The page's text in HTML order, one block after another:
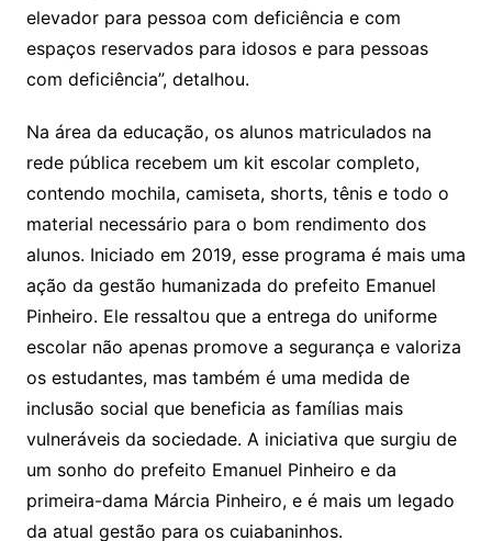
elevador para pessoa com deficiência e com
espaços reservados para idosos e para pessoas
com deficiência”, detalhou.
Na área da educação, os alunos matriculados na
rede pública recebem um kit escolar completo,
contendo mochila, camiseta, shorts, tênis e todo o
material necessário para o bom rendimento dos
alunos. Iniciado em 2019, esse programa é mais uma
ação da gestão humanizada do prefeito Emanuel
Pinheiro. Ele ressaltou que a entrega do uniforme
escolar não apenas promove a segurança e valoriza
os estudantes, mas também é uma medida de
inclusão social que beneficia as famílias mais
vulneráveis da sociedade. A iniciativa que surgiu de
um sonho do prefeito Emanuel Pinheiro e da
primeira-dama Márcia Pinheiro, e é mais um legado
da atual gestão para os cuiabaninhos.